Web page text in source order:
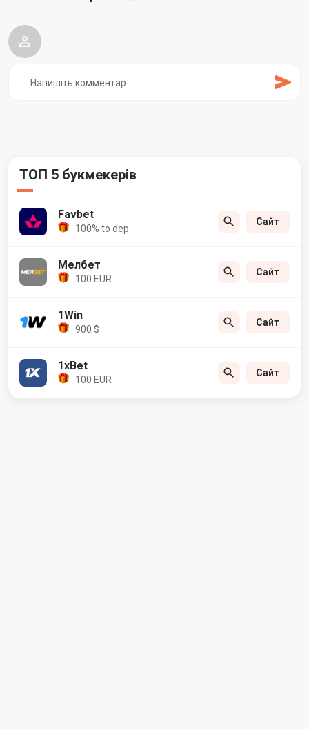
ТОП 5 букмекерів
Favbet
100% to dep
Сайт
Мелбет
100 EUR
Сайт
1Win
900 $
Сайт
1xBet
100 EUR
Сайт